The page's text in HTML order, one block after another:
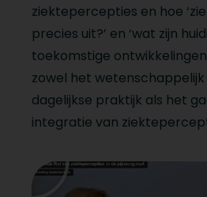
ziektepercepties en hoe
precies uit?’ en ‘wat zijn
toekomstige
zowel het
dagelijkse praktijk als het
integratie van